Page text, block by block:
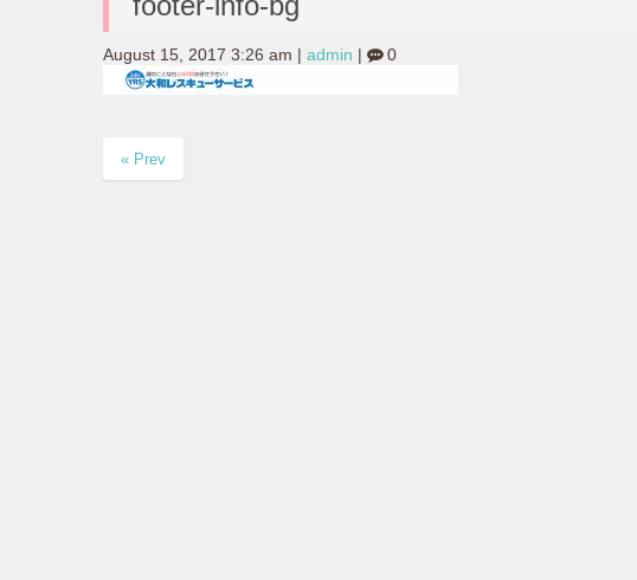
August 15, 2017 3:26 am admin 0
« Prev